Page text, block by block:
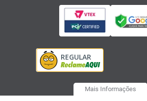
Mais Informações